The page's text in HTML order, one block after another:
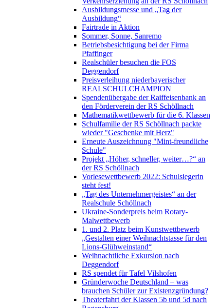
Ausbildungsmesse und „Tag der
Ausbildung“
Fairtrade in Aktion
Sommer, Sonne, Sanremo
Betriebsbesichtigung bei der Firma
Pfaffinger
Realschüler besuchen die FOS
Deggendorf
Preisverleihung niederbayerischer
REALSCHULCHAMPION
Spendenübergabe der Raiffeisenbank an
den Förderverein der RS Schöllnach
Mathematikwettbewerb für die 6. Klassen
Schulfamilie der RS Schöllnach packte
wieder "Geschenke mit Herz"
Erneute Auszeichnung "Mint-freundliche
Schule"
Projekt „Höher, schneller, weiter…?“ an
der RS Schöllnach
Vorlesewettbewerb 2022: Schulsiegerin
steht fest!
„Tag des Unternehmergeistes“ an der
Realschule Schöllnach
Ukraine-Sonderpreis beim Rotary-
Malwettbewerb
1. und 2. Platz beim Kunstwettbewerb
„Gestalten einer Weihnachtstasse für den
Lions-Glühweinstand“
Weihnachtliche Exkursion nach
Deggendorf
RS spendet für Tafel Vilshofen
Gründerwoche Deutschland – was
brauchen Schüler zur Existenzgründung?
Theaterfahrt der Klassen 5b und 5d nach